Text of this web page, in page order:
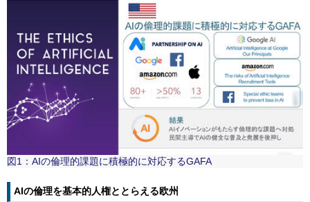
図1：AIの倫理的課題に積極的に対応するGAFA
AIの倫理を基本的人権ととらえる欧州